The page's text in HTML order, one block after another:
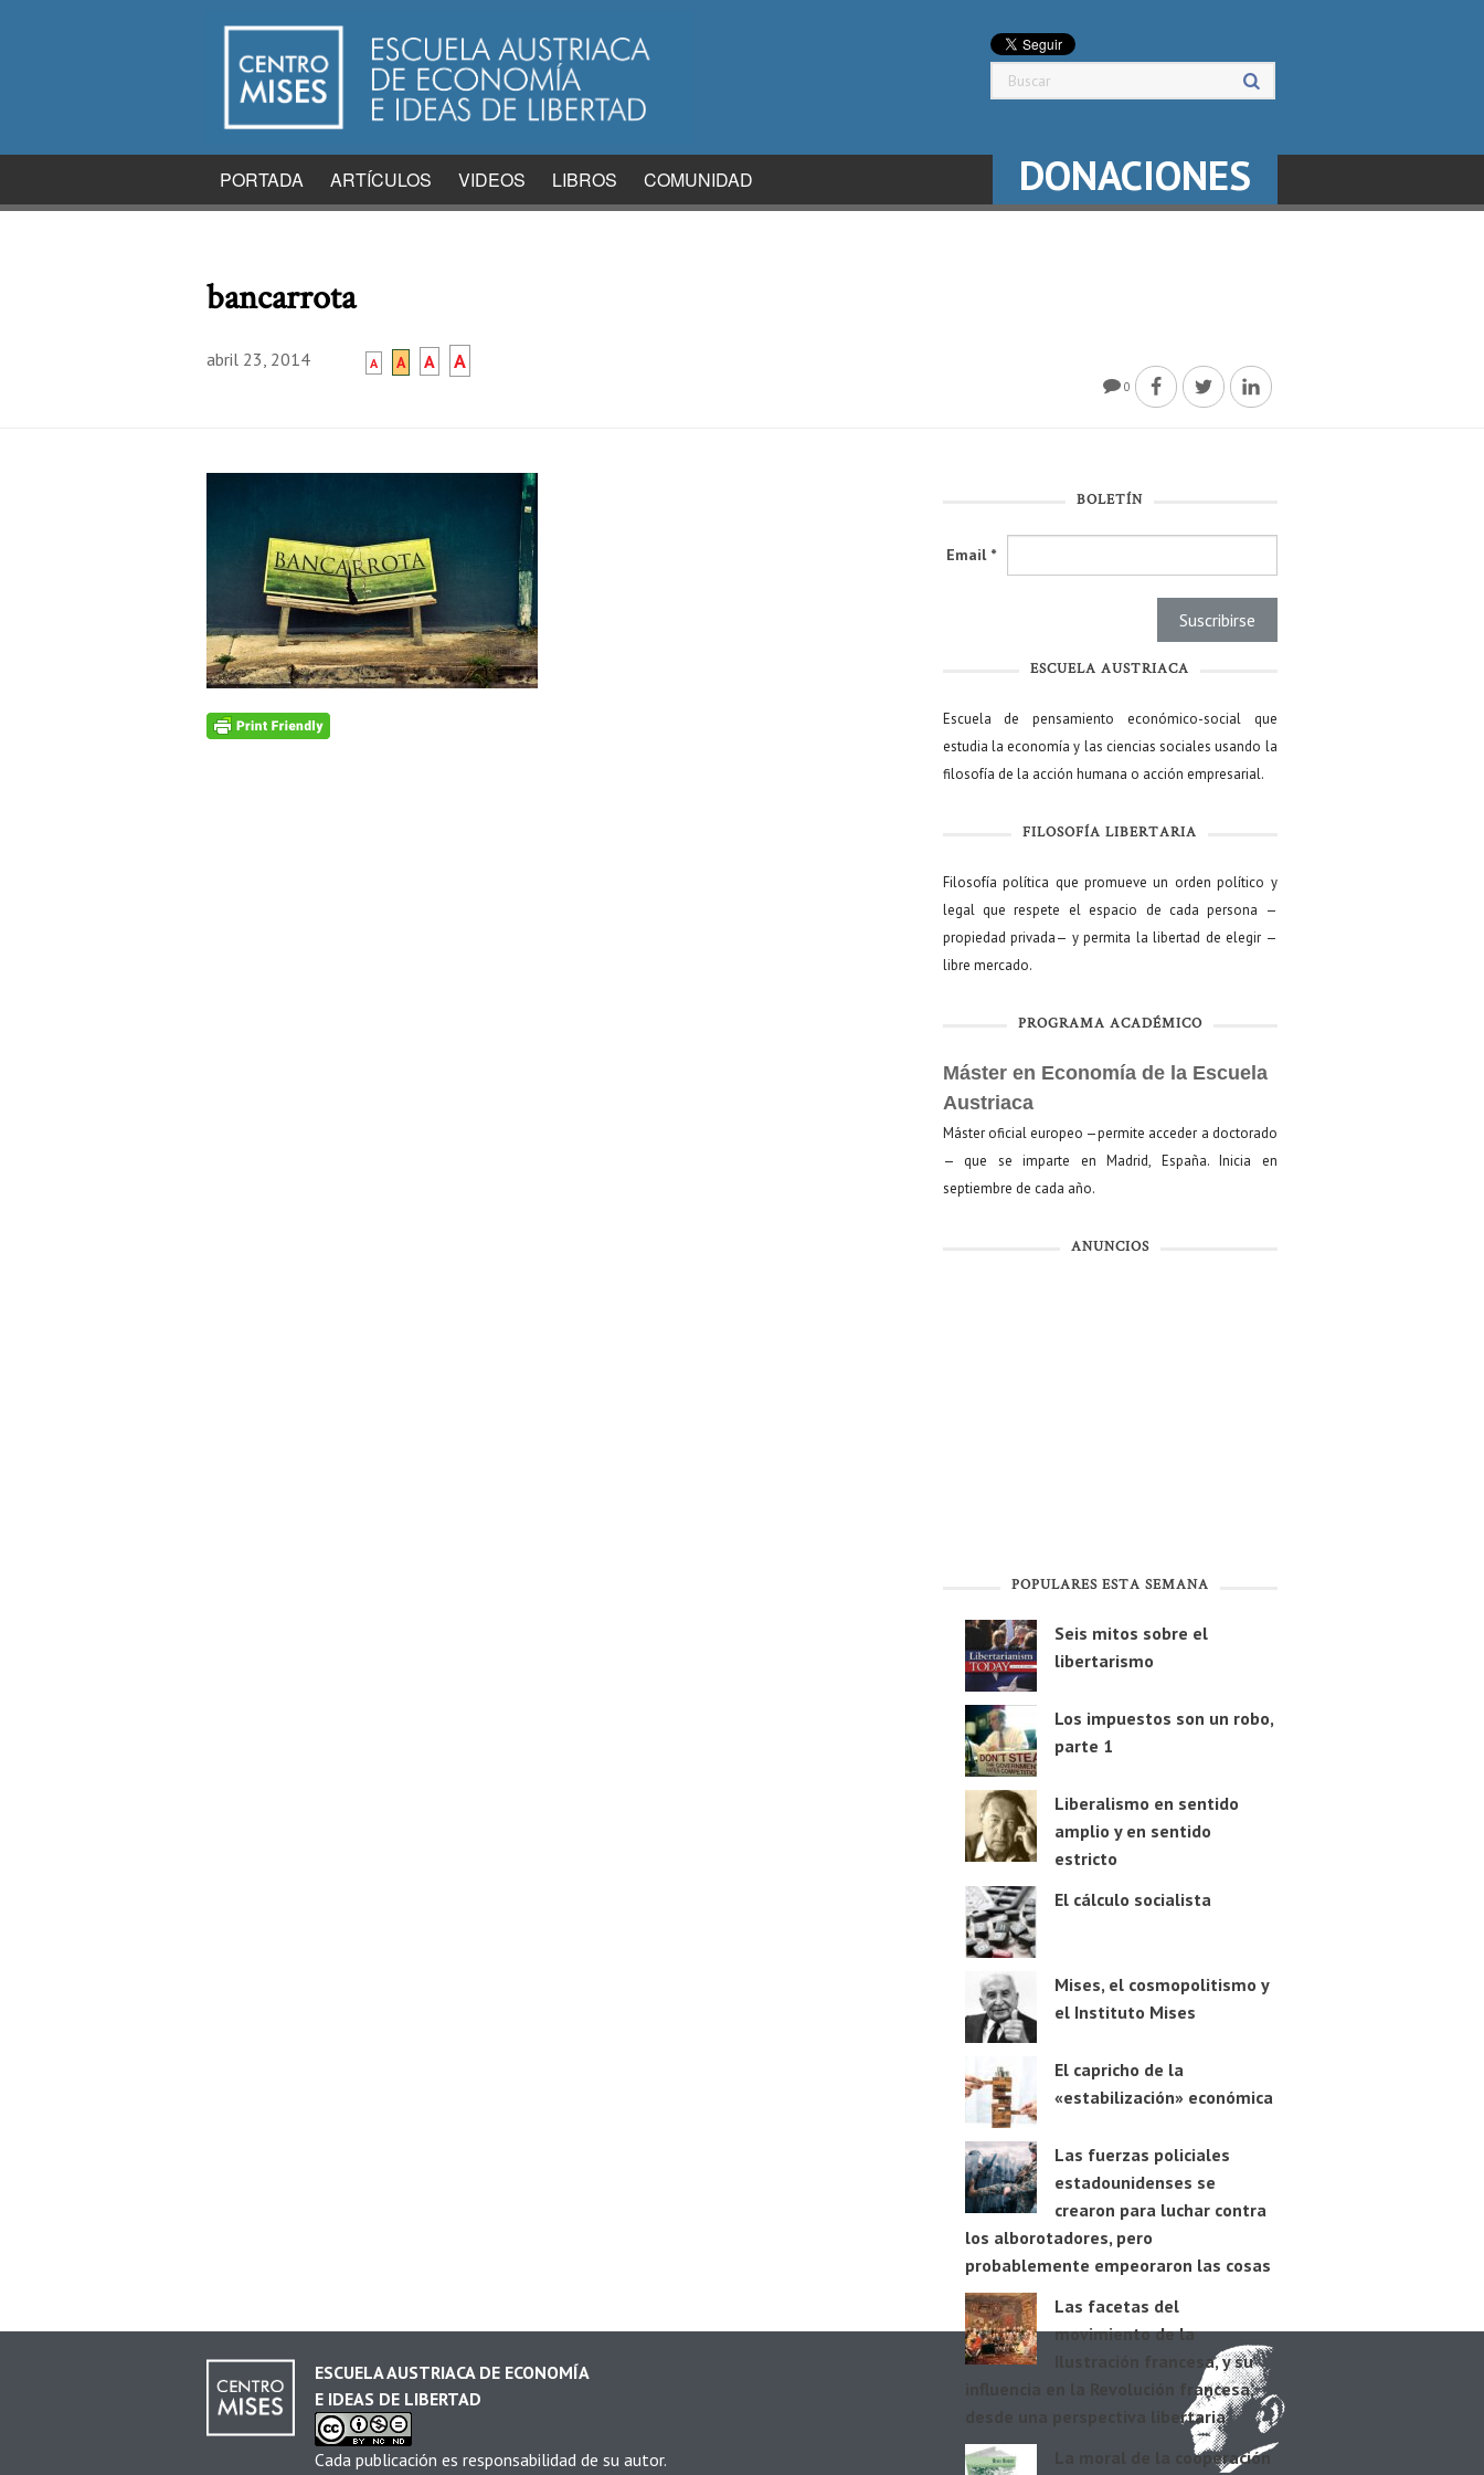
PORTADA ARTÍCULOS VIDEOS LIBROS COMUNIDAD DONACIONES
bancarrota
abril 23, 2014 A A A A
0
BOLETÍN
Email *
ESCUELA AUSTRIACA
Escuela de pensamiento económico-social que
estudia la economía y las ciencias sociales usando la
filosofía de la acción humana o acción empresarial.
FILOSOFÍA LIBERTARIA
Filosofía política que promueve un orden político y
legal que respete el espacio de cada persona —
propiedad privada— y permita la libertad de elegir —
libre mercado.
PROGRAMA ACADÉMICO
Máster en Economía de la Escuela
Austriaca
Máster oficial europeo —permite acceder a doctorado
— que se imparte en Madrid, España. Inicia en
septiembre de cada año.
ANUNCIOS
POPULARES ESTA SEMANA
Seis mitos sobre el
libertarismo
Los impuestos son un robo,
parte 1
Liberalismo en sentido
amplio y en sentido
estricto
El cálculo socialista
Mises, el cosmopolitismo y
el Instituto Mises
El capricho de la
«estabilización» económica
Las fuerzas policiales
estadounidenses se
crearon para luchar contra
los alborotadores, pero
probablemente empeoraron las cosas
Las facetas del
movimiento de la
Ilustración francesa, y su
influencia en la Revolución francesa,
desde una perspectiva libertaria
La moral de la cooperación
ESCUELA AUSTRIACA DE ECONOMÍA
E IDEAS DE LIBERTAD
Cada publicación es responsabilidad de su autor.